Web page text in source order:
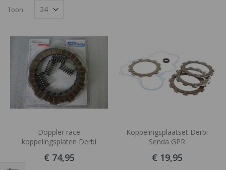
Toon
Doppler race
koppelingsplaten Derbi
€ 74,95
Koppelingsplaatset Derbi
Senda GPR
€ 19,95